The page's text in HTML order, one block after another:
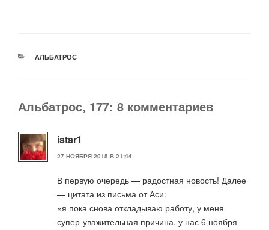
РУБРИКИ
АЛЬБАТРОС
Альбатрос, 177: 8 комментариев
istar1
27 НОЯБРЯ 2015 В 21:44
В первую очередь — радостная новость! Далее
— цитата из письма от Аси:
«я пока снова откладываю работу, у меня
супер-уважительная причина, у нас 6 ноября